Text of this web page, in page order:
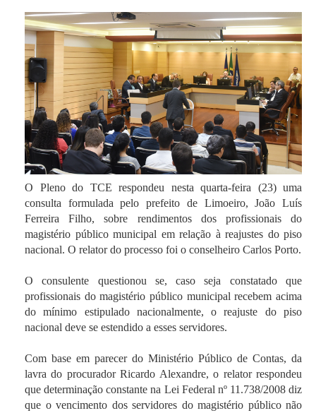
O Pleno do TCE respondeu nesta quarta-feira (23) uma
consulta formulada pelo prefeito de Limoeiro, João Luís
Ferreira Filho, sobre rendimentos dos profissionais do
magistério público municipal em relação à reajustes do piso
nacional. O relator do processo foi o conselheiro Carlos Porto.
O consulente questionou se, caso seja constatado que
profissionais do magistério público municipal recebem acima
do mínimo estipulado nacionalmente, o reajuste do piso
nacional deve se estendido a esses servidores.
Com base em parecer do Ministério Público de Contas, da
lavra do procurador Ricardo Alexandre, o relator respondeu
que determinação constante na Lei Federal nº 11.738/2008 diz
que o vencimento dos servidores do magistério público não